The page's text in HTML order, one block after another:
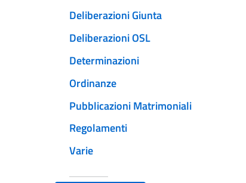
Deliberazioni Giunta
Deliberazioni OSL
Determinazioni
Ordinanze
Pubblicazioni Matrimoniali
Regolamenti
Varie